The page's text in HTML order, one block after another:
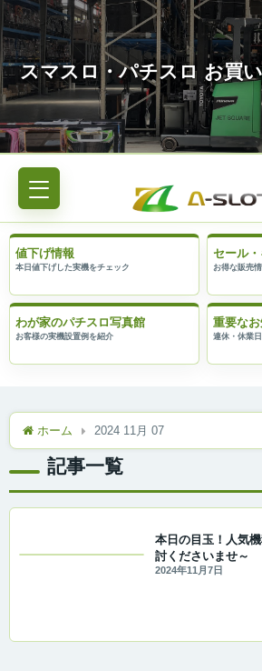
値下げ情報 セール
わが家のパチスロ写真館 重要な
ホーム 2024 11月 07
記事一覧
本日の目玉！人気
討くださいませ～
2024年11月7日